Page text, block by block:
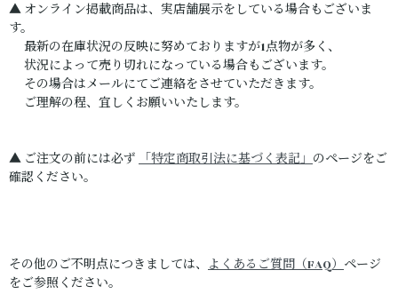
▲ オンライン掲載商品は、実店舗展示をしている場合もございま
す。
最新の在庫状況の反映に努めておりますが1点物が多く、
状況によって売り切れになっている場合もございます。
その場合はメールにてご連絡をさせていただきます。
ご理解の程、宜しくお願いいたします。
▲ ご注文の前には必ず 「特定商取引法に基づく表記」のページをご
確認ください。
その他のご不明点につきましては、 よくあるご質問（FAQ）ページ
をご参照ください。